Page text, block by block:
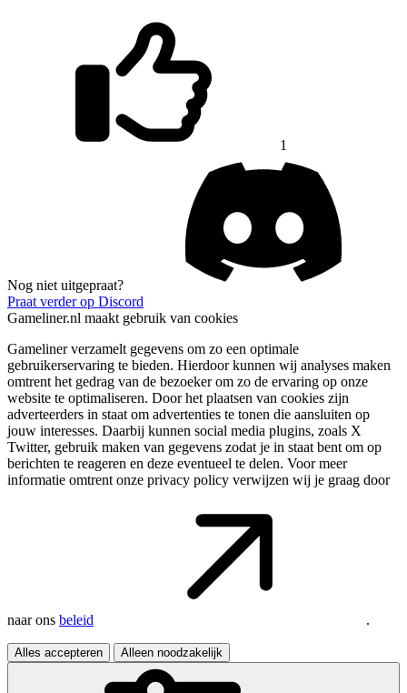
1
Nog niet uitgepraat?
Praat verder op Discord
Gameliner.nl maakt gebruik van cookies
Gameliner verzamelt gegevens om zo een optimale
gebruikerservaring te bieden. Hierdoor kunnen wij analyses maken
omtrent het gedrag van de bezoeker om zo de ervaring op onze
website te optimaliseren. Door het plaatsen van cookies zijn
adverteerders in staat om advertenties te tonen die aansluiten op
jouw interesses. Daarbij kunnen social media plugins, zoals X
Twitter, gebruik maken van gegevens zodat je in staat bent om op
berichten te reageren en deze eventueel te delen. Voor meer
informatie omtrent onze privacy policy verwijzen wij je graag door
naar ons beleid .
Alles accepteren Alleen noodzakelijk